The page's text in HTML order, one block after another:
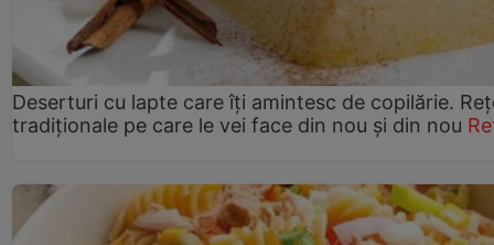
Deserturi cu lapte care îți amintesc de copilărie.
tradiționale pe care le vei face din nou și din nou